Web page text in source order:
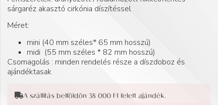
sárgaréz akasztó cirkónia díszítéssel
Méret:
mini (40 mm széles* 65 mm hosszú)
midi (55 mm széles * 82 mm hosszú)
Csomagolás : minden rendelés része a díszdoboz és
ajándéktasak
A szállítás belföldön 38 000 Ft felett ajándék.